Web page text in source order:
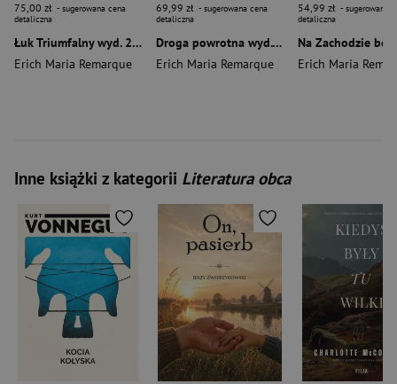
75,00 zł - sugerowana cena
detaliczna
Łuk Triumfalny wyd. 2025
Erich Maria Remarque
69,99 zł - sugerowana cena
detaliczna
Droga powrotna wyd. 2025
Erich Maria Remarque
54,99 zł - sugerowana
detaliczna
Erich Maria
Inne książki z kategorii Literatura obca